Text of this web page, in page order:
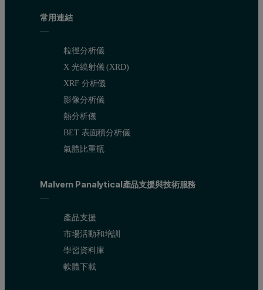
常用連結
粒徑分析儀
X 光繞射儀 (XRD)
XRF 分析儀
影像分析儀
熱分析儀
BET 表面積分析儀
氣體比重瓶
Malvern Panalytical產品支援與技術服務
產品支援
市場活動和培訓
學習資料庫
軟體下載